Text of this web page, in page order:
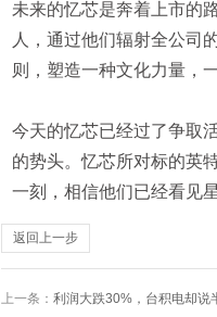
未来的忆芯是奔着上市的
人，通过他们辐射全公司
则，塑造一种文化力量，
今天的忆芯已经过了争取
的势头。忆芯所对标的英
一刻，相信他们已经看见
返回上一步
上一条：利润大跌30%，台积电却说